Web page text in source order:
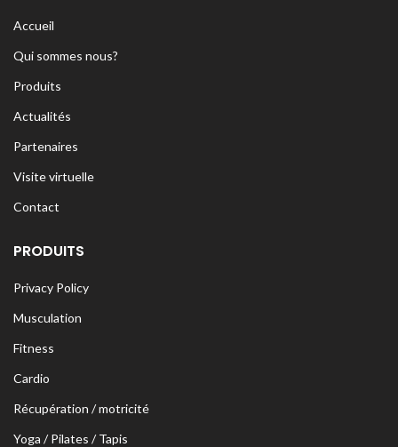
Accueil
Qui sommes nous?
Produits
Actualités
Partenaires
Visite virtuelle
Contact
PRODUITS
Privacy Policy
Musculation
Fitness
Cardio
Récupération / motricité
Yoga / Pilates / Tapis